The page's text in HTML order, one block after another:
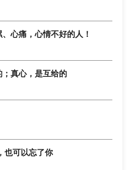
心痛，心情不好的人！
真心，是互给的
也可以忘了你